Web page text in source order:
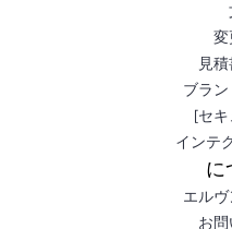
変
見
ブラ
[セ
インテ
に
エル
お